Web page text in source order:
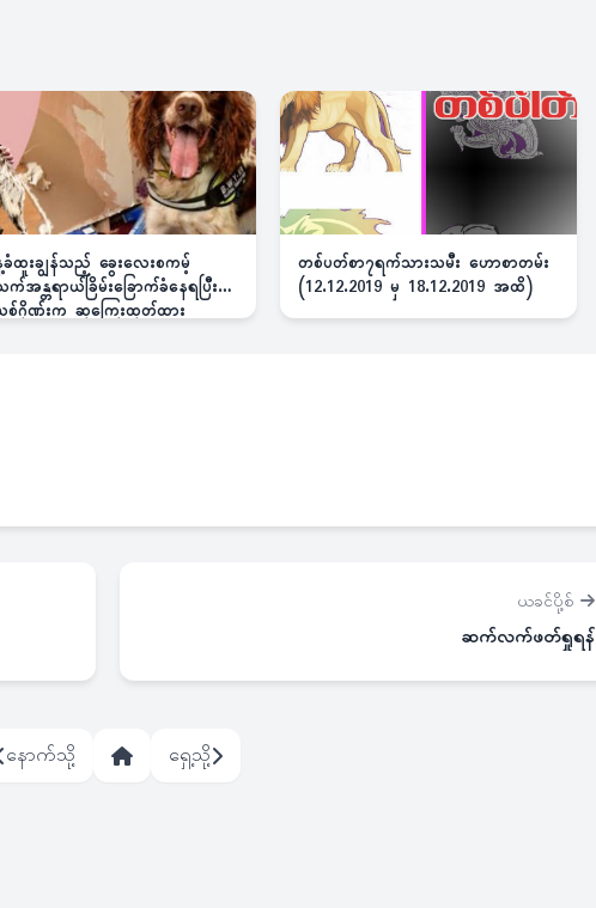
ထူးချွန်သည့် ခွေးလေးစကမ့်
အန္တရာယ်ခြိမ်းခြောက်ခံနေရပြီး
စ်ဂိုဏ်းက ဆုကြေးထုတ်ထား
တစ်ပတ်စာ၇ရက်သားသမီး ဟောစာတမ်း
(12.12.2019 မှ 18.12.2019 အထိ)
ယခင်ပို့စ်
ဆက်လက်ဖတ်ရှုရန်
နောက်သို့ ရှေ့သို့